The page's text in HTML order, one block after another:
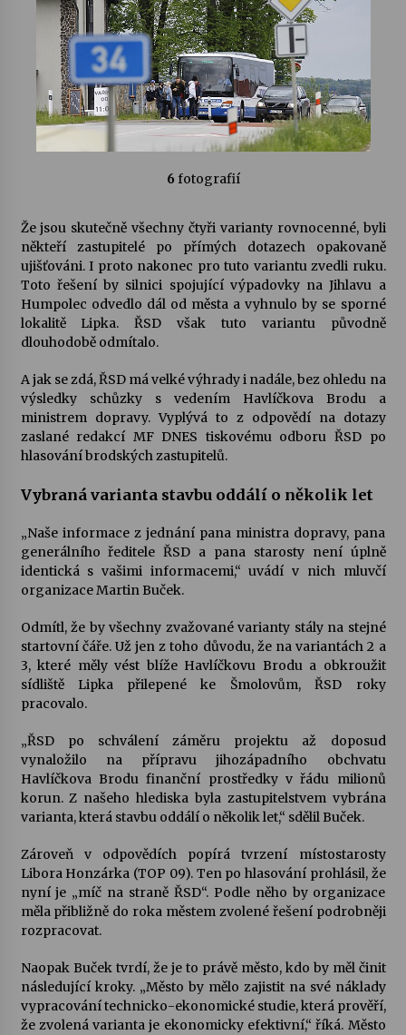
6 fotografií
Že jsou skutečně všechny čtyři varianty rovnocenné, byli
někteří zastupitelé po přímých dotazech opakovaně
ujišťováni. I proto nakonec pro tuto variantu zvedli ruku.
Toto řešení by silnici spojující výpadovky na Jihlavu a
Humpolec odvedlo dál od města a vyhnulo by se sporné
lokalitě Lipka. ŘSD však tuto variantu původně
dlouhodobě odmítalo.
A jak se zdá, ŘSD má velké výhrady i nadále, bez ohledu na
výsledky schůzky s vedením Havlíčkova Brodu a
ministrem dopravy. Vyplývá to z odpovědí na dotazy
zaslané redakcí MF DNES tiskovému odboru ŘSD po
hlasování brodských zastupitelů.
Vybraná varianta stavbu oddálí o několik let
„Naše informace z jednání pana ministra dopravy, pana
generálního ředitele ŘSD a pana starosty není úplně
identická s vašimi informacemi,“ uvádí v nich mluvčí
organizace Martin Buček.
Odmítl, že by všechny zvažované varianty stály na stejné
startovní čáře. Už jen z toho důvodu, že na variantách 2 a
3, které měly vést blíže Havlíčkovu Brodu a obkroužit
sídliště Lipka přilepené ke Šmolovům, ŘSD roky
pracovalo.
„ŘSD po schválení záměru projektu až doposud
vynaložilo na přípravu jihozápadního obchvatu
Havlíčkova Brodu finanční prostředky v řádu milionů
korun. Z našeho hlediska byla zastupitelstvem vybrána
varianta, která stavbu oddálí o několik let,“ sdělil Buček.
Zároveň v odpovědích popírá tvrzení místostarosty
Libora Honzárka (TOP 09). Ten po hlasování prohlásil, že
nyní je „míč na straně ŘSD“. Podle něho by organizace
měla přibližně do roka městem zvolené řešení podrobněji
rozpracovat.
Naopak Buček tvrdí, že je to právě město, kdo by měl činit
následující kroky. „Město by mělo zajistit na své náklady
vypracování technicko-ekonomické studie, která prověří,
že zvolená varianta je ekonomicky efektivní,“ říká. Město